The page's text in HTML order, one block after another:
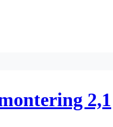
2,1